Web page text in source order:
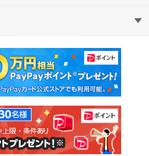
中古マンション
中古一戸建て
土地
教えて！住まいの先生